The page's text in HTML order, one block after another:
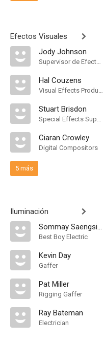
Efectos Visuales
Jody Johnson
Supervisor de Efectos Visuales
Hal Couzens
Visual Effects Producer
Stuart Brisdon
Special Effects Supervisor
Ciaran Crowley
Digital Compositors
5 más
Iluminación
Sommay Saengsinchai
Best Boy Electric
Kevin Day
Gaffer
Pat Miller
Rigging Gaffer
Ray Bateman
Electrician